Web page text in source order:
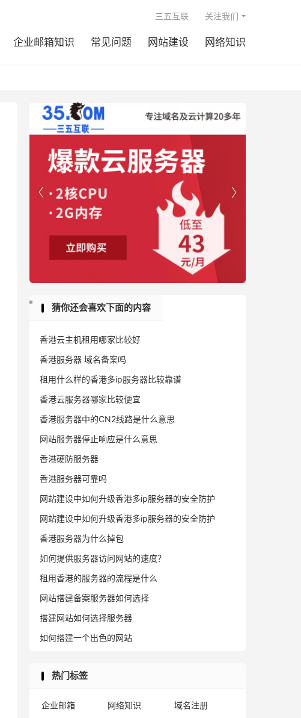
企业邮箱知识 常见问题 网站建设 网络知识
三五互联 关注我们


猜你还会喜欢下面的内容
香港云主机租用哪家比较好
香港服务器 域名备案吗
租用什么样的香港多ip服务器比较靠谱
香港云服务器哪家比较便宜
香港服务器中的CN2线路是什么意思
网站服务器停止响应是什么意思
香港硬防服务器
香港服务器可靠吗
网站建设中如何升级香港多ip服务器的安全防护
网站建设中如何升级香港多ip服务器的安全防护
香港服务器为什么掉包
如何提供服务器访问网站的速度？
租用香港的服务器的流程是什么
网站搭建备案服务器如何选择
搭建网站如何选择服务器
如何搭建一个出色的网站
热门标签
企业邮箱 网络知识
域名注册